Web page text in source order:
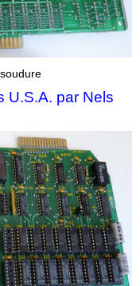
U.S.A. par Nels